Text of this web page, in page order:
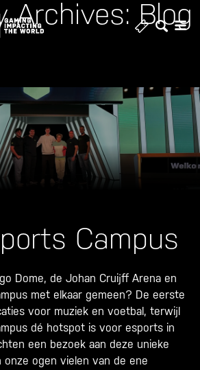
Archives: Blog
Campus
Dome, de Johan Cruijff Arena en
met elkaar gemeen? De eerste
voor muziek en voetbal, terwijl
dé hotspot is voor esports in
een bezoek aan deze unieke
onze ogen vielen van de ene